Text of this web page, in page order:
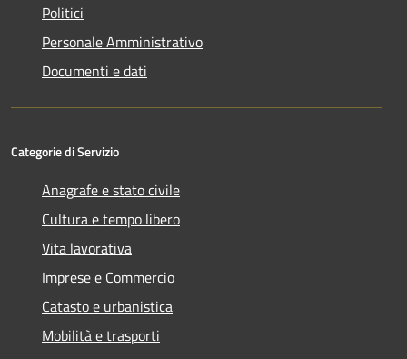
Politici
Personale Amministrativo
Documenti e dati
Categorie di Servizio
Anagrafe e stato civile
Cultura e tempo libero
Vita lavorativa
Imprese e Commercio
Catasto e urbanistica
Mobilità e trasporti